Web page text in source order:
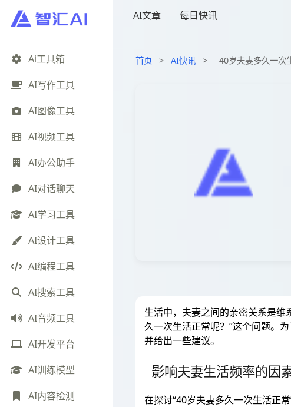
Ai工具箱
AI写作工具
AI图像工具
AI视频工具
AI办公助手
AI对话聊天
AI学习工具
AI设计工具
AI编程工具
AI搜索工具
AI音频工具
AI开发平台
AI训练模型
AI内容检测
AI文章 每日快讯
首页 > AI快讯 > 40岁夫妻多久一次
生活中，夫妻之间的亲密关系是
久一次生活正常呢？”这个问题。
并给出一些建议。
影响夫妻生活频率的因
在探讨“40岁夫妻多久一次生活正